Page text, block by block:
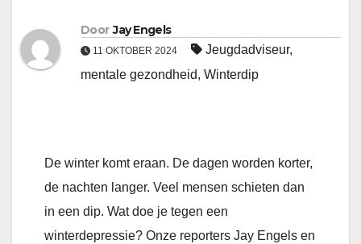
Door Jay Engels
11 OKTOBER 2024 Jeugdadviseur,
mentale gezondheid, Winterdip
De winter komt eraan. De dagen worden korter,
de nachten langer. Veel mensen schieten dan
in een dip. Wat doe je tegen een
winterdepressie? Onze reporters Jay Engels en